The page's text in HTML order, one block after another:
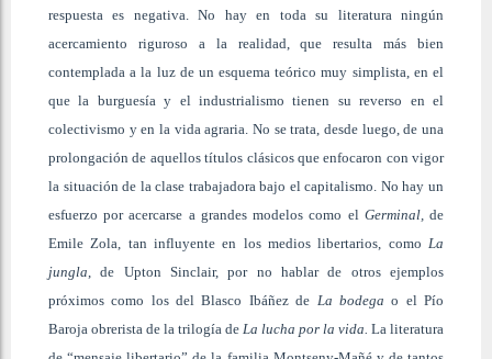
respuesta es negativa. No hay en toda su literatura ningún
acercamiento riguroso a la realidad, que resulta más bien
contemplada a la luz de un esquema teórico muy simplista, en el
que la burguesía y el industrialismo tienen su reverso en el
colectivismo y en la vida agraria. No se trata, desde luego, de una
prolongación de aquellos títulos clásicos que enfocaron con vigor
la situación de la clase trabajadora bajo el capitalismo. No hay un
esfuerzo por acercarse a grandes modelos como el Germinal,de
Emile Zola, tan influyente en los medios libertarios, como La
jungla, de Upton Sinclair, por no hablar de otros ejemplos
próximos como los del Blasco Ibáñez de La bodega o el Pío
Baroja obrerista de la trilogía de La lucha por la vida. La literatura